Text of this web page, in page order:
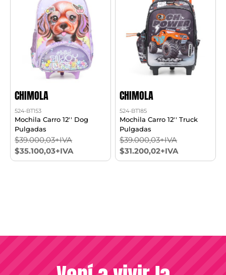
CHIMOLA
524-BT153
Mochila Carro 12'' Dog
Pulgadas
$39.000,03+IVA
$35.100,03+IVA
CHIMOLA
524-BT185
Mochila Carro 12'' Truck
Pulgadas
$39.000,03+IVA
$31.200,02+IVA